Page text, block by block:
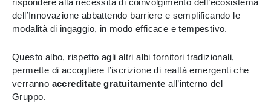
dell’Innovazione abbattendo barriere e semplificando le
modalità di ingaggio, in modo efficace e tempestivo.
Questo albo, rispetto agli altri albi fornitori tradizionali,
permette di accogliere l’iscrizione di realtà emergenti che
verranno accreditate gratuitamente all’interno del
Gruppo.